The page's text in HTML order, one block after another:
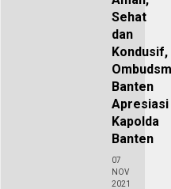
Sehat
dan
Kondusif,
Banten
Apresiasi
Kapolda
Banten
07
NOV
2021